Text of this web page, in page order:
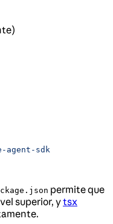
agent-sdk
permite que
superior, ytsx